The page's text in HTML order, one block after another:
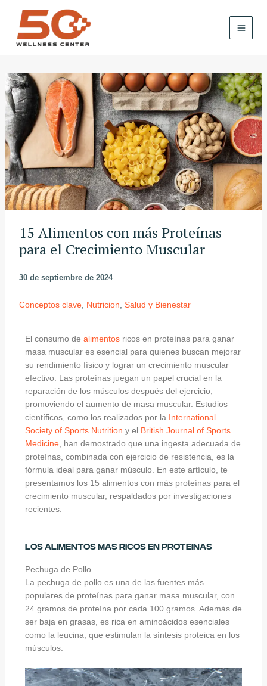
content
15 Alimentos con más Proteínas
para el Crecimiento Muscular
30 de septiembre de 2024
Conceptos clave, Nutricion, Salud y Bienestar
El consumo de alimentos ricos en proteínas para ganar
masa muscular es esencial para quienes buscan mejorar
su rendimiento físico y lograr un crecimiento muscular
efectivo. Las proteínas juegan un papel crucial en la
reparación de los músculos después del ejercicio,
promoviendo el aumento de masa muscular. Estudios
científicos, como los realizados por la International
Society of Sports Nutrition y el British Journal of Sports
Medicine, han demostrado que una ingesta adecuada de
proteínas, combinada con ejercicio de resistencia, es la
fórmula ideal para ganar músculo. En este artículo, te
presentamos los 15 alimentos con más proteínas para el
crecimiento muscular, respaldados por investigaciones
recientes.
Los Alimentos mas Ricos en Proteinas
Pechuga de Pollo
La pechuga de pollo es una de las fuentes más
populares de proteínas para ganar masa muscular, con
24 gramos de proteína por cada 100 gramos. Además de
ser baja en grasas, es rica en aminoácidos esenciales
como la leucina, que estimulan la síntesis proteica en los
músculos.